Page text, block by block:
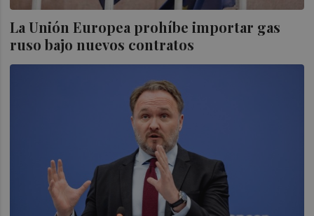
La Unión Europea prohíbe importar gas
ruso bajo nuevos contratos